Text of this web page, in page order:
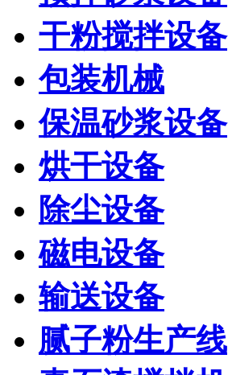
干粉搅拌设备
包装机械
保温砂浆设备
烘干设备
除尘设备
磁电设备
输送设备
腻子粉生产线